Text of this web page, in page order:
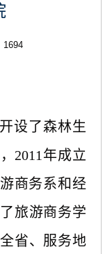
1694
设了森林生
2011年成立
商务系和经
旅游商务学
省、服务地